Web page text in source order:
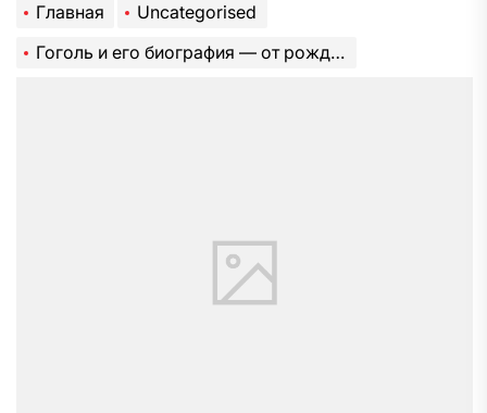
Главная
Uncategorised
Гоголь и его биография — от рождения до творчества, история жизни и величие его литературного наследия